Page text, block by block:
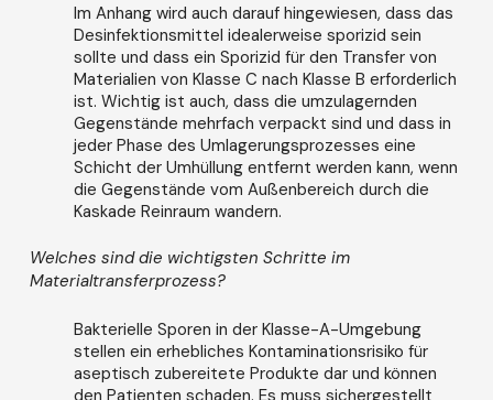
Im Anhang wird auch darauf hingewiesen, dass das
Desinfektionsmittel idealerweise sporizid sein
sollte und dass ein Sporizid für den Transfer von
Materialien von Klasse C nach Klasse B erforderlich
ist. Wichtig ist auch, dass die umzulagernden
Gegenstände mehrfach verpackt sind und dass in
jeder Phase des Umlagerungsprozesses eine
Schicht der Umhüllung entfernt werden kann, wenn
die Gegenstände vom Außenbereich durch die
Kaskade Reinraum wandern.
Welches sind die wichtigsten Schritte im
Materialtransferprozess?
Bakterielle Sporen in der Klasse-A-Umgebung
stellen ein erhebliches Kontaminationsrisiko für
aseptisch zubereitete Produkte dar und können
den Patienten schaden. Es muss sichergestellt